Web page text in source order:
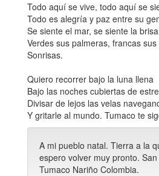
Todo aquí se vive, todo aquí se
Todo es alegría y paz entre su
Se siente el mar, se siente la
Verdes sus palmeras, francas sus
Sonrisas.
Quiero recorrer bajo la luna llena
Bajo las noches cubiertas de
Divisar de lejos las velas
Y gritarle al mundo. Tumaco te
A mi pueblo natal. Tierra a la
espero volver muy pronto.
Tumaco Nariño Colombia.